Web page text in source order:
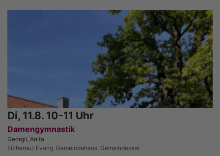
Di, 11.8. 10-11 Uhr
Damengymnastik
Georgii, Anita
Eichenau Evang. Gemeindehaus, Gemeindesaal